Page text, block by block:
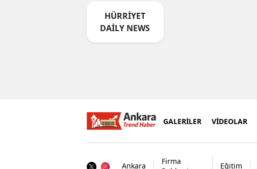
HÜRRİYET
DAİLY NEWS
GALERİLER VİDEOLAR
Ankara
Firma
Eğitim